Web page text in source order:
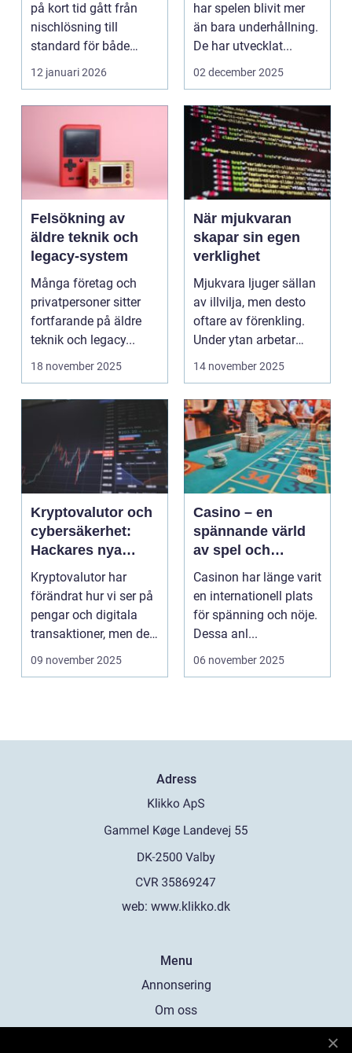
på kort tid gått från
nischlösning till
standard för både
företag och privat...
12 januari 2026
har spelen blivit mer
än bara underhållning.
De har utvecklat...
02 december 2025
Felsökning av
äldre teknik och
legacy-system
Många företag och
privatpersoner sitter
fortfarande på äldre
teknik och legacy...
18 november 2025
När mjukvaran
skapar sin egen
verklighet
Mjukvara ljuger sällan
av illvilja, men desto
oftare av förenkling.
Under ytan arbetar
pro...
14 november 2025
Kryptovalutor och
cybersäkerhet:
Hackares nya
lekplats
Kryptovalutor har
förändrat hur vi ser på
pengar och digitala
transaktioner, men de
...
09 november 2025
Casino – en
spännande värld
av spel och
underhållning
Casinon har länge varit
en internationell plats
för spänning och nöje.
Dessa anl...
06 november 2025
Adress
web: www.klikko.dk
Menu
Annonsering
Om oss